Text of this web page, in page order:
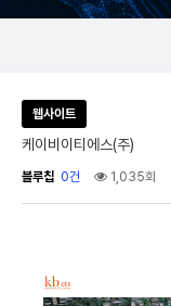
웹사이트
케이비이티에스(주)
블루칩 0건 1,035회